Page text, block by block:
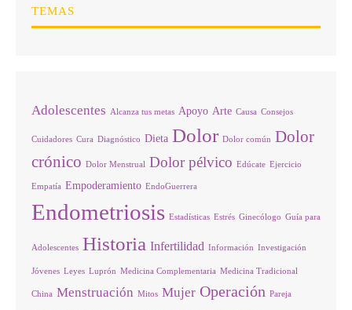
TEMAS
Adolescentes Alcanza tus metas Apoyo Arte Causa Consejos
Cuidadores Cura Diagnóstico Dieta Dolor Dolor común Dolor
crónico Dolor Menstrual Dolor pélvico Edúcate Ejercicio
Empatía Empoderamiento EndoGuerrera
Endometriosis Estadísticas Estrés Ginecólogo Guía para
Adolescentes Historia Infertilidad Información Investigación
Jóvenes Leyes Luprón Medicina Complementaria Medicina Tradicional
China Menstruación Mitos Mujer Operación Pareja